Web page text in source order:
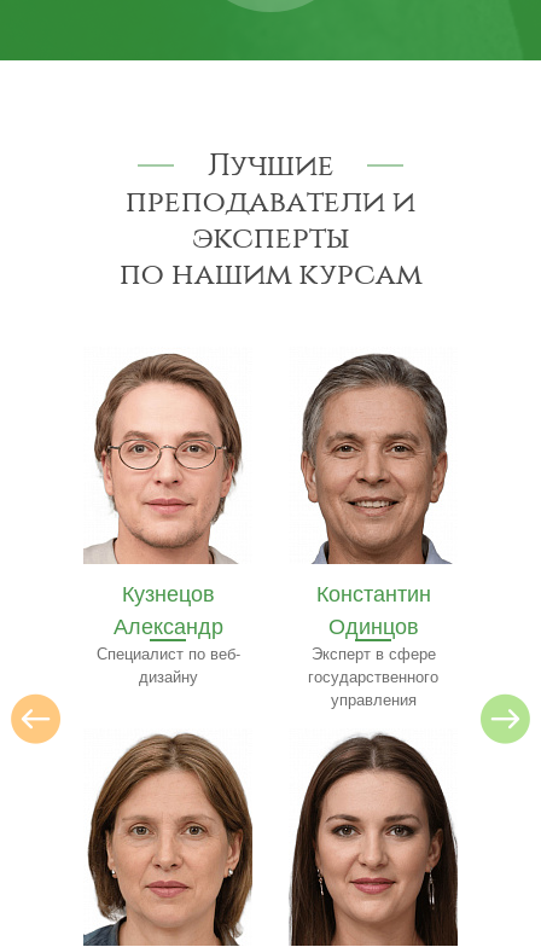
Лучшие
преподаватели и
эксперты
по нашим курсам
Константин
Одинцов
Эксперт в сфере
государственного
Илья Лебедев
Эксперт по
архитектуре